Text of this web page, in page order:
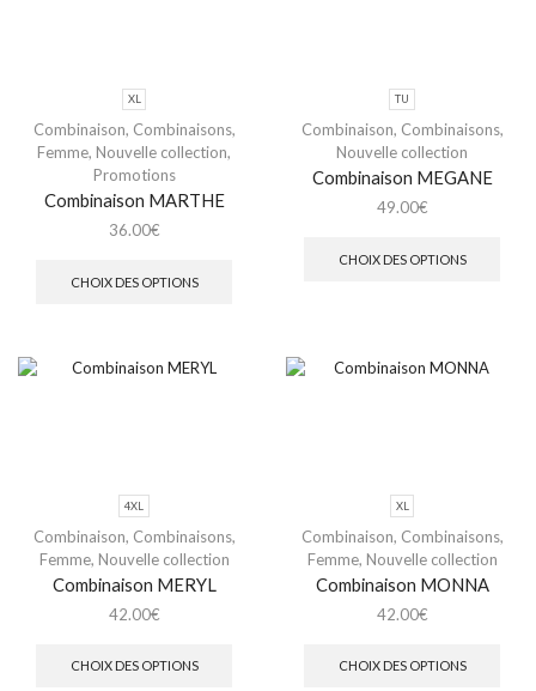
XL
Combinaison, Combinaisons,
Femme, Nouvelle collection,
Promotions
Combinaison MARTHE
36.00€
CHOIX DES OPTIONS
TU
Combinaison, Combinaisons,
Nouvelle collection
Combinaison MEGANE
49.00€
CHOIX DES OPTIONS
4XL
Combinaison, Combinaisons,
Femme, Nouvelle collection
Combinaison MERYL
42.00€
CHOIX DES OPTIONS
XL
Combinaison, Combinaisons,
Femme, Nouvelle collection
Combinaison MONNA
42.00€
CHOIX DES OPTIONS